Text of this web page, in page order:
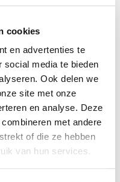
cookies
en advertenties te
social media te bieden
Ook delen we
site met onze
en analyse. Deze
met andere
of die ze hebben
van hun services.
cm
in de EU !